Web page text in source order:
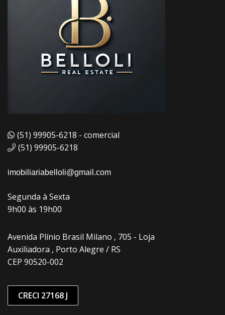
(51) 99905-6218 - comercial
(51) 99905-6218
imobiliariabelloli@gmail.com
Segunda à Sexta
9h00 às 19h00
Avenida Plínio Brasil Milano , 705 - Loja
Auxiliadora , Porto Alegre / RS
CEP 90520-002
CRECI 27168 J